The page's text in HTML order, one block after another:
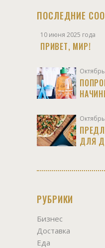
ПОСЛЕДНИЕ
10 июня 2025 года
ПРИВЕТ, МИР!
ДЛЯ
РУБРИКИ
Бизнес
Доставка
Еда